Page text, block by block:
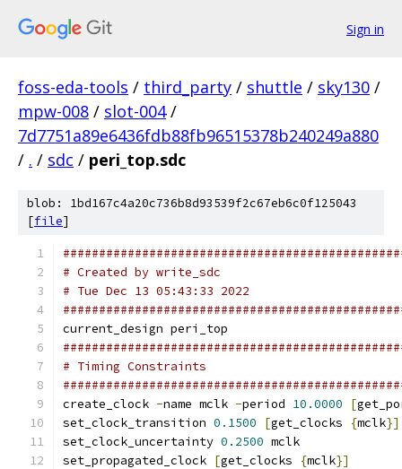
Sign in
foss-eda-tools / third_party / shuttle / sky130 /
mpw-008 / slot-004 /
7d7751a89e6436fdb88fb96515378b240249a880
/ . / sdc / peri_top.sdc
blob: 1bd167c4a20c736b8d93539f2c67eb6c0f125043
[file]
# Created by write_sdc
# Tue Dec 13 05:43:33 2022
current_design peri_top
# Timing Constraints
create_clock -name mclk -period 10.0000 [
set_clock_transition 0.1500 [get_clocks {mclk}]
set_clock_uncertainty 0.2500 mclk
set_propagated_clock [get_clocks {mclk}]